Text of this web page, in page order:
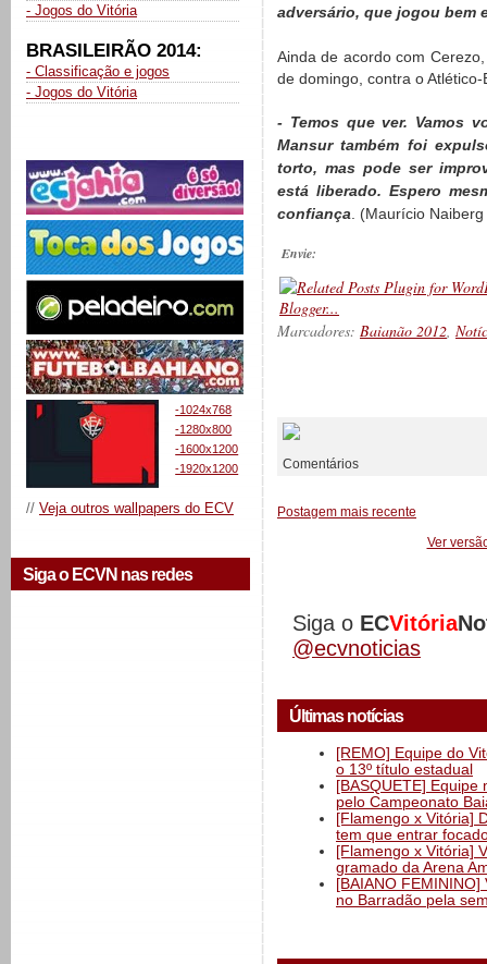
- Jogos do Vitória
BRASILEIRÃO 2014:
- Classificação e jogos
- Jogos do Vitória
-1024x768
-1280x800
-1600x1200
-1920x1200
// Veja outros wallpapers do ECV
Siga o ECVN nas redes
adversário, que jogou bem
Ainda de acordo com
de domingo, contra o
- Temos que ver. Vamos
Mansur também foi
torto, mas pode ser
está liberado. Espero
confiança. (Maurício
Envie:
Marcadores: Baianão 2012,
Comentários
Postagem mais recente
Ver
Siga o ECVitória
@ecvnoticias
Últimas notícias
[REMO] Equipe do
o 13º título estadual
[BASQUETE]
pelo Campeonato
[Flamengo x Vitória]
tem que entrar
[Flamengo x Vitória]
gramado da Arena
[BAIANO
no Barradão pela